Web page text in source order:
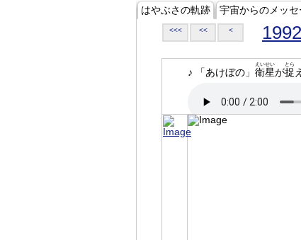
はやぶさの軌跡 宇宙からのメッセ
<<< << <
♪ 「あけぼの」 衛星
えいせい
が捉
とら